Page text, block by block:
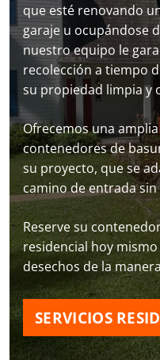
que esté renovando
garaje u ocupándose
nuestro equipo le
recolección a tiempo
su propiedad limpia y
Ofrecemos una
contenedores de
su proyecto, que se
camino de entrada
Reserve su
residencial hoy
desechos de la
SERVICIOS